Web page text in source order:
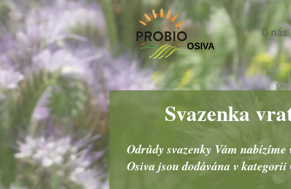
O nás
OSIVA
Svazenka
Odrůdy svazenky Vám
Osiva jsou dodávána v